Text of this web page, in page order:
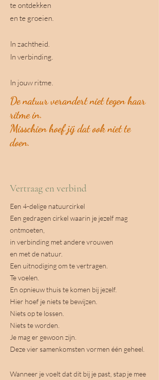
te ontdekken
en te groeien.
In zachtheid.
In verbinding.
In jouw ritme.
De natuur verandert niet tegen haar
ritme in.
Misschien hoef jij dat ook niet te
doen.
Vertraag en verbind
Een 4-delige natuurcirkel
Een gedragen cirkel waarin je jezelf mag
ontmoeten,
in verbinding met andere vrouwen
en met de natuur.
Een uitnodiging om te vertragen.
Te voelen.
En opnieuw thuis te komen bij jezelf.
Hier hoef je niets te bewijzen.
Niets op te lossen.
Niets te worden.
Je mag er gewoon zijn.
Deze vier samenkomsten vormen één geheel.
Wanneer je voelt dat dit bij je past, stap je mee